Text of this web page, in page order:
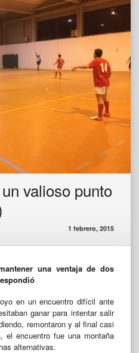
valioso punto
1 febrero, 2015
una ventaja de dos
en un encuentro difícil ante
ganar para intentar salir
remontaron y al final casi
el encuentro fue una montaña
alternativas.